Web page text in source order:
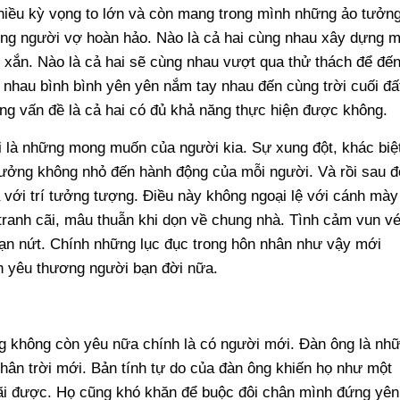
kỳ vọng to lớn và còn mang trong mình những ảo
người vợ hoàn hảo. Nào là cả hai cùng nhau xây dựng
Nào là cả hai sẽ cùng nhau vượt qua thử thách để
bình bình yên yên nắm tay nhau đến cùng trời cuối
vấn đề là cả hai có đủ khả năng thực hiện được không.
những mong muốn của người kia. Sự xung đột, khác
không nhỏ đến hành động của mỗi người. Và rồi sau
trí tưởng tượng. Điều này không ngoại lệ với cánh mày
cãi, mâu thuẫn khi dọn về chung nhà. Tình cảm vun
nứt. Chính những lục đục trong hôn nhân như vậy mới
yêu thương người bạn đời nữa.
không còn yêu nữa chính là có người mới. Đàn ông là
trời mới. Bản tính tự do của đàn ông khiến họ như một
được. Họ cũng khó khăn để buộc đôi chân mình đứng yên